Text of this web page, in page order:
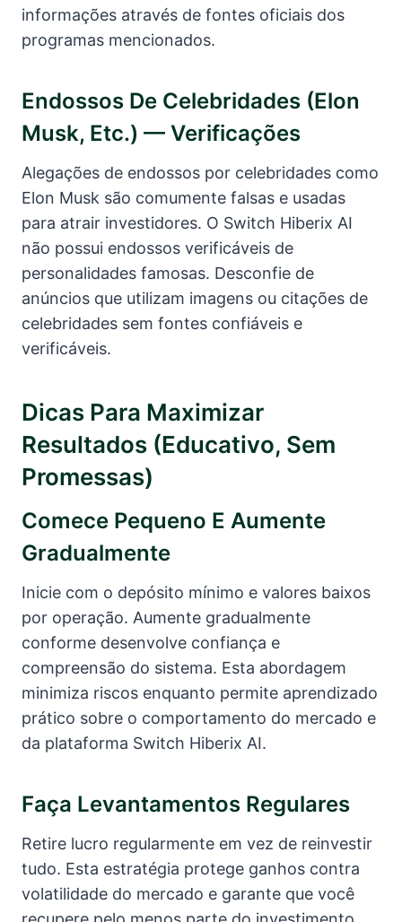
informações através de fontes oficiais dos
programas mencionados.
Endossos De Celebridades (Elon
Musk, Etc.) — Verificações
Alegações de endossos por celebridades como
Elon Musk são comumente falsas e usadas
para atrair investidores. O Switch Hiberix AI
não possui endossos verificáveis de
personalidades famosas. Desconfie de
anúncios que utilizam imagens ou citações de
celebridades sem fontes confiáveis e
verificáveis.
Dicas Para Maximizar
Resultados (educativo, Sem
Promessas)
Comece Pequeno E Aumente
Gradualmente
Inicie com o depósito mínimo e valores baixos
por operação. Aumente gradualmente
conforme desenvolve confiança e
compreensão do sistema. Esta abordagem
minimiza riscos enquanto permite aprendizado
prático sobre o comportamento do mercado e
da plataforma Switch Hiberix AI.
Faça Levantamentos Regulares
Retire lucro regularmente em vez de reinvestir
tudo. Esta estratégia protege ganhos contra
volatilidade do mercado e garante que você